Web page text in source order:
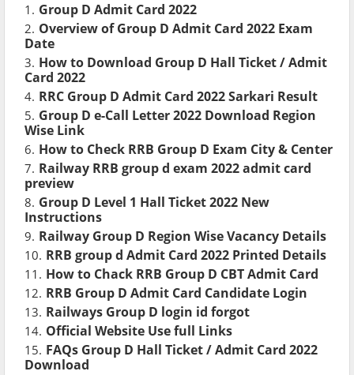
Group D Admit Card 2022
Overview of Group D Admit Card 2022 Exam
Date
How to Download Group D Hall Ticket / Admit
Card 2022
RRC Group D Admit Card 2022 Sarkari Result
Group D e-Call Letter 2022 Download Region
Wise Link
How to Check RRB Group D Exam City & Center
Railway RRB group d exam 2022 admit card
preview
Group D Level 1 Hall Ticket 2022 New
Instructions
Railway Group D Region Wise Vacancy Details
RRB group d Admit Card 2022 Printed Details
How to Chack RRB Group D CBT Admit Card
RRB Group D Admit Card Candidate Login
Railways Group D login id forgot
Official Website Use full Links
FAQs Group D Hall Ticket / Admit Card 2022
Download